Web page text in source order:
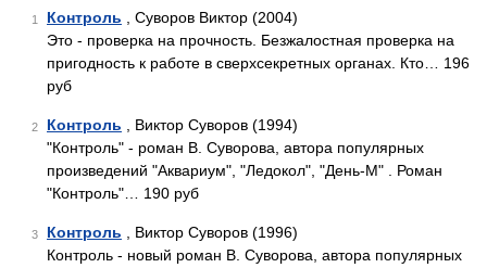
1 Контроль , Суворов Виктор (2004)
Это - проверка на прочность. Безжалостная проверка на
пригодность к работе в сверхсекретных органах. Кто… 196
руб
2 Контроль , Виктор Суворов (1994)
"Контроль" - роман В. Суворова, автора популярных
произведений "Аквариум", "Ледокол", "День-М" . Роман
"Контроль"… 190 руб
3 Контроль , Виктор Суворов (1996)
Контроль - новый роман В. Суворова, автора популярных